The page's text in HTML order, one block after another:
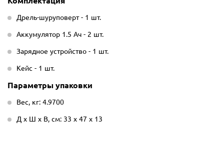
Дрель-шуруповерт - 1 шт.
Аккумулятор 1.5 Ач - 2 шт.
Зарядное устройство - 1 шт.
Кейс - 1 шт.
Параметры упаковки
Вес, кг: 4.9700
Д х Ш х В, см: 33 х 47 х 13